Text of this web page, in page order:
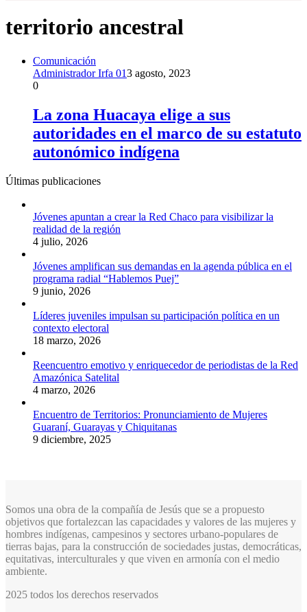
territorio ancestral
Comunicación
Administrador Irfa 013 agosto, 2023
0
La zona Huacaya elige a sus
autoridades en el marco de su estatuto
autonómico indígena
Últimas publicaciones
Jóvenes apuntan a crear la Red Chaco para visibilizar la
realidad de la región
4 julio, 2026
Jóvenes amplifican sus demandas en la agenda pública en el
programa radial “Hablemos Puej”
9 junio, 2026
Líderes juveniles impulsan su participación política en un
contexto electoral
18 marzo, 2026
Reencuentro emotivo y enriquecedor de periodistas de la Red
Amazónica Satelital
4 marzo, 2026
Encuentro de Territorios: Pronunciamiento de Mujeres
Guaraní, Guarayas y Chiquitanas
9 diciembre, 2025
Somos una obra de la compañía de Jesús que se a propuesto
objetivos que fortalezcan las capacidades y valores de las mujeres y
hombres indígenas, campesinos y sectores urbano-populares de
tierras bajas, para la construcción de sociedades justas, democráticas,
equitativas, interculturales y que viven en armonía con el medio
ambiente.
2025 todos los derechos reservados